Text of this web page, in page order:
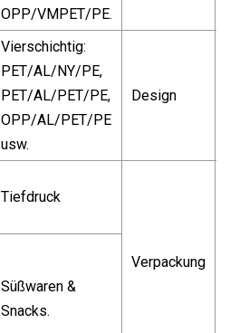
OPP/VMPET/PE.
Vierschichtig:
PET/AL/NY/PE,
PET/AL/PET/PE,
OPP/AL/PET/PE
usw.
Design
Tiefdruck
Verpackung
Süßwaren &
Snacks.